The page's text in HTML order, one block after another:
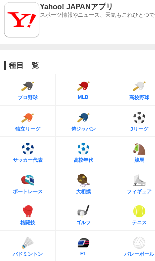
Yahoo! JAPANアプリ
スポーツ情報やニュース、天気もこれひとつで
種目一覧
プロ野球 MLB 高校野球
独立リーグ 侍ジャパン Jリーグ
サッカー代表 高校年代 競馬
ボートレース 大相撲 フィギュア
格闘技 ゴルフ テニス
バドミントン F1 バレーボール